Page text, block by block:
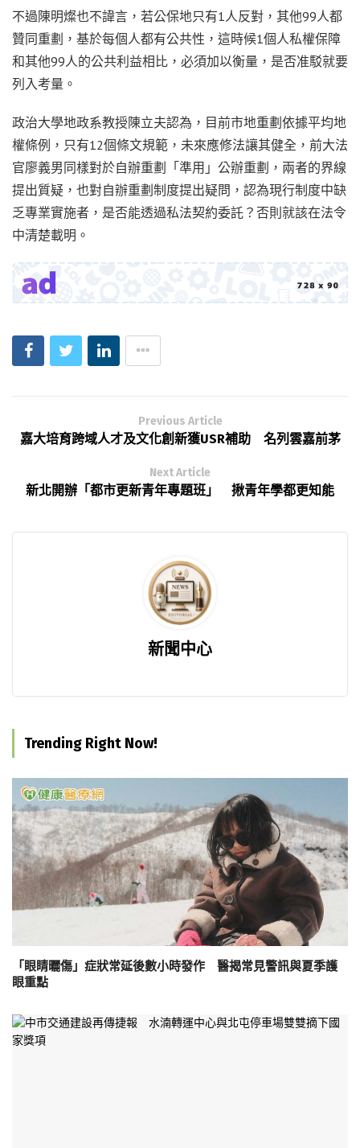
不過陳明燦也不諱言，若公保地只有1人反對，其他99人都
贊同重劃，基於每個人都有公共性，這時候1個人私權保障
和其他99人的公共利益相比，必須加以衡量，是否准駁就要
列入考量。
政治大學地政系教授陳立夫認為，目前市地重劃依據平均地
權條例，只有12個條文規範，未來應修法讓其健全，前大法
官廖義男同樣對於自辦重劃「準用」公辦重劃，兩者的界線
提出質疑，也對自辦重劃制度提出疑問，認為現行制度中缺
乏專業實施者，是否能透過私法契約委託？否則就該在法令
中清楚載明。
Previous Article
嘉大培育跨域人才及文化創新獲USR補助 名列雲嘉前茅
Next Article
新北開辦「都市更新青年專題班」 揪青年學都更知能
新聞中心
Trending Right Now!
「眼睛曬傷」症狀常延後數小時發作 醫揭常見警訊與夏季護
眼重點